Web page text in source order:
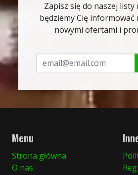
Zapisz się do naszej listy
będziemy Cię informować
nowymi ofertami i
Menu
Strona główna
O nas